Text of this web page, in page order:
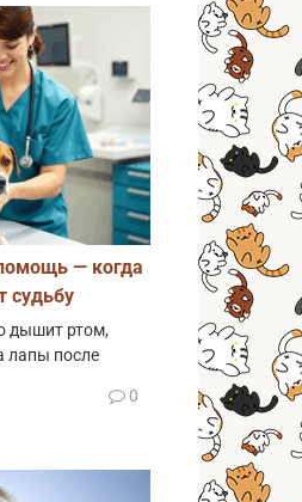
— когда
судьбу
дышит ртом,
лапы после
0